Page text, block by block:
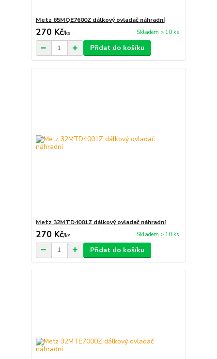
Metz 65MQE7600Z dálkový ovladač náhradní
270 Kč/ks Skladem > 10 ks
Přidat do košíku
Metz 32MTD4001Z dálkový ovladač náhradní
270 Kč/ks Skladem > 10 ks
Přidat do košíku